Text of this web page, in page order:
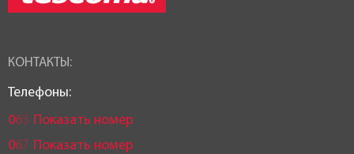
КОНТАКТЫ:
Телефоны:
063 Показать номер
067 Показать номер